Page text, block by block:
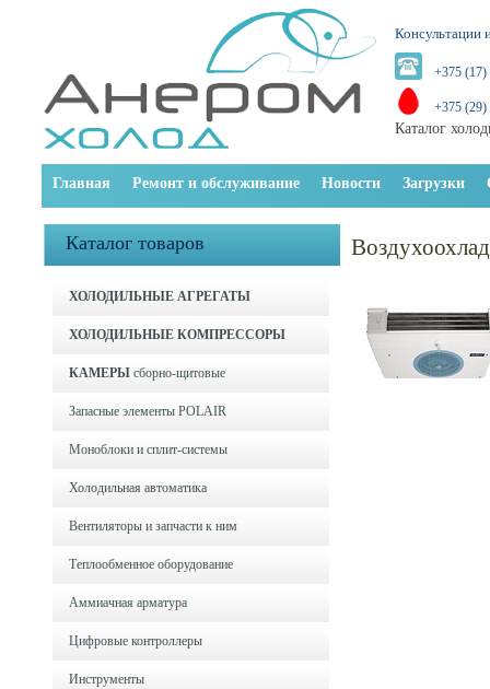
Консультации
+375 (17)
+375 (29)
Каталог
Главная Ремонт и обслуживание Новости Загрузки
Каталог товаров
ХОЛОДИЛЬНЫЕ АГРЕГАТЫ
ХОЛОДИЛЬНЫЕ КОМПРЕССОРЫ
КАМЕРЫ сборно-щитовые
Запасные элементы POLAIR
Моноблоки и cплит-системы
Холодильная автоматика
Вентиляторы и запчасти к ним
Теплообменное оборудование
Аммиачная арматура
Цифровые контроллеры
Инструменты